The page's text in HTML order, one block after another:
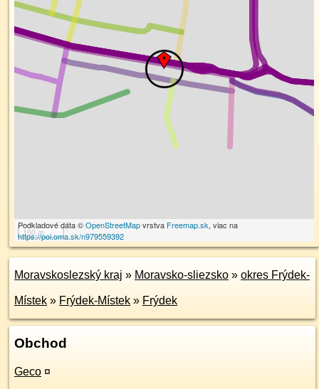
100 m
Podkladové dáta ©OpenStreetMapvrstva Freemap.sk, viac na
https://poi.oma.sk/n979559392
Moravskoslezský kraj » Moravsko-sliezsko » okres Frýdek-
Místek » Frýdek-Místek » Frýdek
Obchod
Geco ¤